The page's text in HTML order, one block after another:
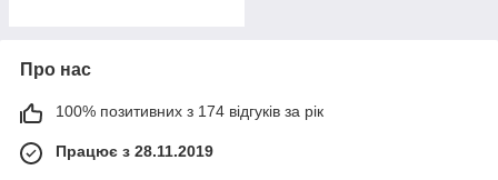
Про нас
100% позитивних з 174 відгуків за рік
Працює з 28.11.2019